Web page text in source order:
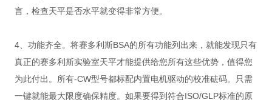
言，检查天平是否水平就变得非常方便。
4、功能齐全。将赛多利斯BSA的所有功能列出来，就能发现只有
真正的赛多利斯实验室天平才能提供给您所有这些优势，值得您
为此付出。所有-CW型号都标配内置电机驱动的校准砝码。只需
一键就能最大限度确保精度。如果要得到符合ISO/GLP标准的原